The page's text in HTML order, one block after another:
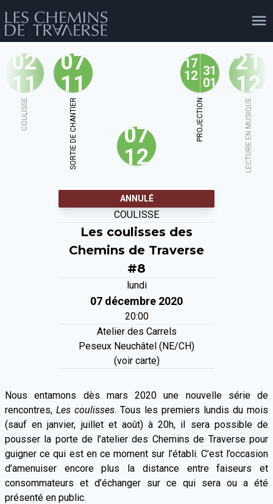
agenda personnes shop
facebook
02
11
COULISSE
07
11
SORTIE DE CHANTIER
07
12
17
12 31
01
PROJECTION
21
12
LECTURE EN MUSIQUE
ANNULÉ
COULISSE
Les coulisses des
Chemins de Traverse
#8
lundi
07 décembre 2020
20:00
Atelier des Carrels
Peseux Neuchâtel (NE/CH)
(voir carte)
Nous entamons dès mars 2020 une nouvelle série de
rencontres, Les coulisses. Tous les premiers lundis du mois
(sauf en janvier, juillet et août) à 20h, il sera possible de
pousser la porte de l’atelier des Chemins de Traverse pour
guigner ce qui est en ce moment sur l’établi. C’est l’occasion
d’amenuiser encore plus la distance entre faiseurs et
consommateurs et d’échanger sur ce qui sera ou a été
présenté en public.